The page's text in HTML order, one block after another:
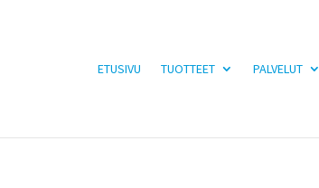
ETUSIVU TUOTTEET PALVELUT